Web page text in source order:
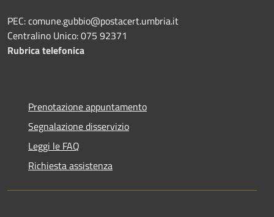
PEC: comune.gubbio@postacert.umbria.it
Centralino Unico: 075 92371
Rubrica telefonica
Prenotazione appuntamento
Segnalazione disservizio
Leggi le FAQ
Richiesta assistenza